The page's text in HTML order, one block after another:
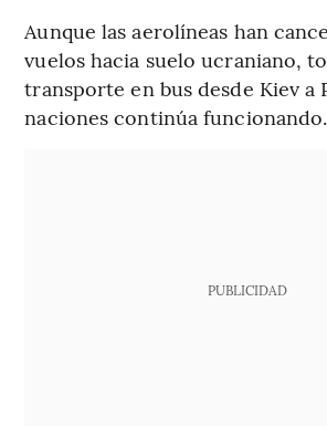
Aunque las aerolíneas han
vuelos hacia suelo ucraniano,
transporte en bus desde Kiev a
naciones continúa funcionando.
PUBLICIDAD